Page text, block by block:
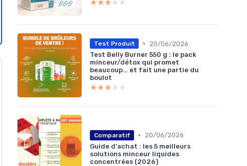
★★★★★
★★★★★
Test Produit •
20/06/2026
Test Belly Burner 550 g : le pack
minceur/détox qui promet
beaucoup… et fait une partie du
boulot
★★★★★
★★★★★
Comparatif •
20/06/2026
Guide d'achat : les 5 meilleurs
solutions minceur liquides
concentrées (2026)